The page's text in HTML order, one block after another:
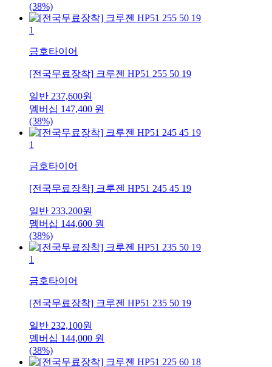
(38%)
1
금호타이어
[전국무료장착] 크루젠 HP51 255 50 19
일반 237,600원
멤버십 147,400 원
(38%)
1
금호타이어
[전국무료장착] 크루젠 HP51 245 45 19
일반 233,200원
멤버십 144,600 원
(38%)
1
금호타이어
[전국무료장착] 크루젠 HP51 235 50 19
일반 232,100원
멤버십 144,000 원
(38%)